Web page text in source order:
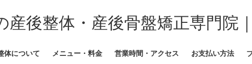
産後整体・産後骨盤矯正専門院
体について メニュー・料金 営業時間・アクセス お支払い方法